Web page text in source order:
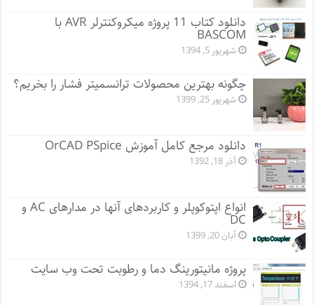
دانلود کتاب 11 پروژه میکروکنترلر AVR با
BASCOM
شهریور 5, 1394
چگونه بهترین محصولات ترانسمیتر فشار را بخریم؟
شهریور 25, 1399
دانلود مرجع کامل آموزش OrCAD PSpice
آذر 18, 1392
انواع اپتوکوپلر و کاربردهای آنها در مدارهای AC و
DC
آبان 20, 1399
پروژه مانيتورينگ دما و رطوبت تحت وب سایت
اسفند 17, 1394